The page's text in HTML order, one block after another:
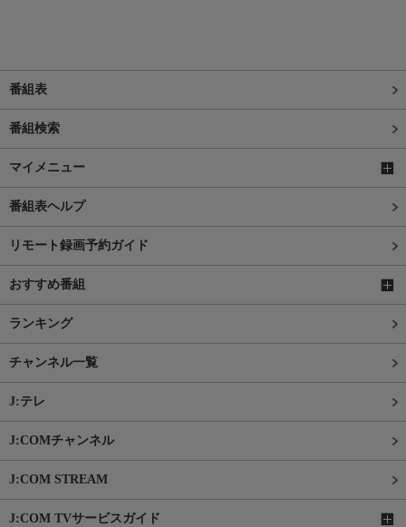
番組表
番組検索
マイメニュー
番組表ヘルプ
リモート録画予約ガイド
おすすめ番組
ランキング
チャンネル一覧
J:テレ
J:COMチャンネル
J:COM STREAM
J:COM TVサービスガイド